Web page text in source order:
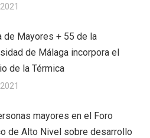
de Mayores + 55 de la
de Málaga incorpora el
de la Térmica
mayores en el Foro
de Alto Nivel sobre desarrollo